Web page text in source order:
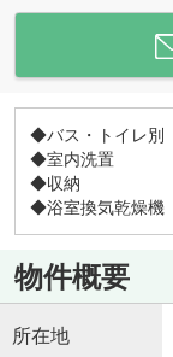
◆バス・トイレ別
◆室内洗置
◆収納
◆浴室換気乾燥機
物件概要
所在地